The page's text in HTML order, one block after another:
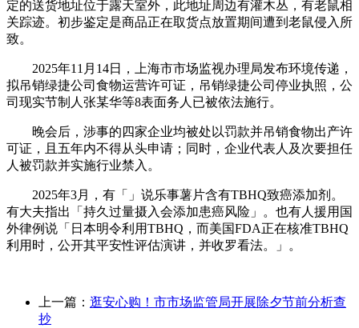
定的送货地址位于露天室外，此地址周边有灌木丛，有老鼠相
关踪迹。初步鉴定是商品正在取货点放置期间遭到老鼠侵入所
致。
2025年11月14日，上海市市场监视办理局发布环境传递，
拟吊销绿捷公司食物运营许可证，吊销绿捷公司停业执照，公
司现实节制人张某华等8表面务人已被依法施行。
晚会后，涉事的四家企业均被处以罚款并吊销食物出产许
可证，且五年内不得从头申请；同时，企业代表人及次要担任
人被罚款并实施行业禁入。
2025年3月，有「」说乐事薯片含有TBHQ致癌添加剂。
有大夫指出「持久过量摄入会添加患癌风险」。也有人援用国
外律例说「日本明令利用TBHQ，而美国FDA正在核准TBHQ
利用时，公开其平安性评估演讲，并收罗看法。」。
上一篇： 逛安心购！市市场监管局开展除夕节前分析查
抄